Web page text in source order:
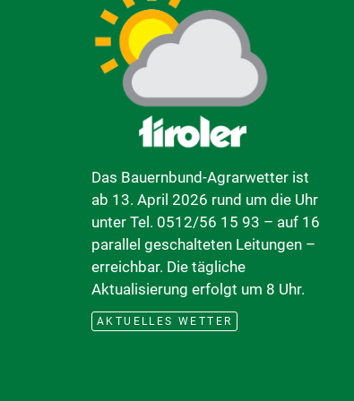
Das Bauernbund-Agrarwetter ist
ab 13. April 2026 rund um die Uhr
unter Tel. 0512/56 15 93 – auf 16
parallel geschalteten Leitungen –
erreichbar. Die tägliche
Aktualisierung erfolgt um 8 Uhr.
AKTUELLES WETTER